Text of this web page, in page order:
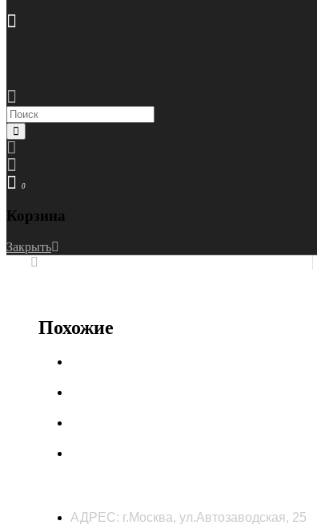
0
Корзина
Закрыть
Похожие
АДРЕС: г.Москва, ул.Автозаводская, 25